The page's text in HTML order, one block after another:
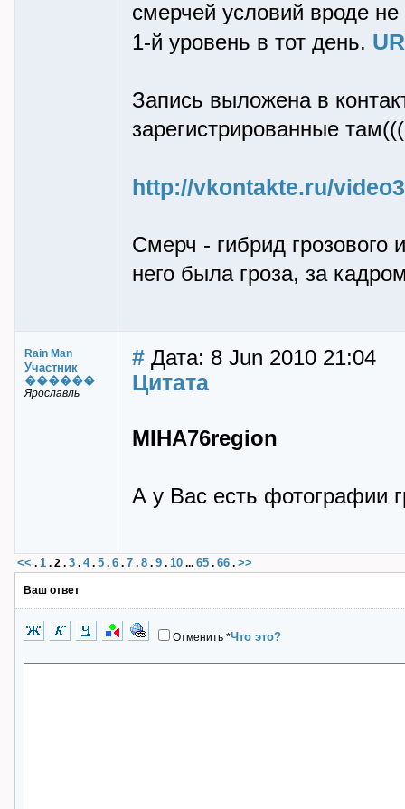
смерчей условий вроде
1-й уровень в тот день.
Запись выложена в
зарегистрированные там(((
http://vkontakte.ru/
Смерч - гибрид грозового
него была гроза, за
Rain Man
Участник
������
Ярославль
# Дата: 8 Jun 2010 21:04
Цитата
MIHA76region
А у Вас есть фотографии
<< . 1 . 2 . 3 . 4. 5 . 6 . 7 . 8 . 9 . 10 ... 65 . 66 . >>
Ваш ответ
Отменить *Что это?